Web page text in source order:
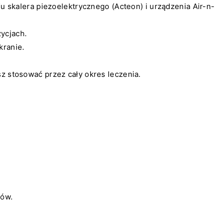
skalera piezoelektrycznego (Acteon) i urządzenia Air-n-
stosować przez cały okres leczenia.